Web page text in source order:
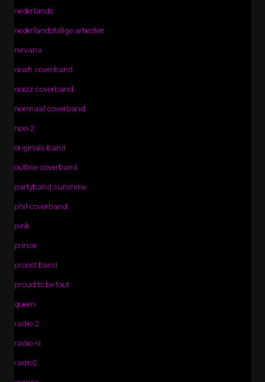
nederlands
nederlandstalige artiesten
nirvana
noah coverband
noizz coverband
normaal coverband
npo 2
originals band
outline coverband
partyband sunshine
phil coverband
pink
prince
proost band
proud to be fout
queen
radio 2
radio nl
radio2